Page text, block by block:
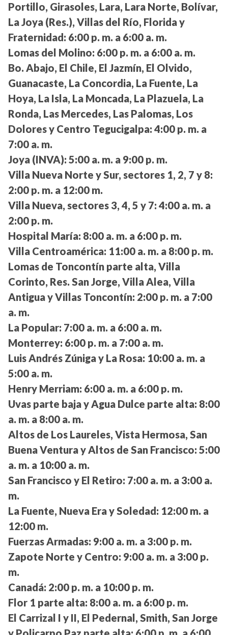
Portillo, Girasoles, Lara, Lara Norte, Bolívar,
La Joya (Res.), Villas del Río, Florida y
Fraternidad: 6:00 p. m. a 6:00 a. m.
Lomas del Molino: 6:00 p. m. a 6:00 a. m.
Bo. Abajo, El Chile, El Jazmín, El Olvido,
Guanacaste, La Concordia, La Fuente, La
Hoya, La Isla, La Moncada, La Plazuela, La
Ronda, Las Mercedes, Las Palomas, Los
Dolores y Centro Tegucigalpa: 4:00 p. m. a
7:00 a. m.
Joya (INVA): 5:00 a. m. a 9:00 p. m.
Villa Nueva Norte y Sur, sectores 1, 2, 7 y 8:
2:00 p. m. a 12:00 m.
Villa Nueva, sectores 3, 4, 5 y 7: 4:00 a. m. a
2:00 p. m.
Hospital María: 8:00 a. m. a 6:00 p. m.
Villa Centroamérica: 11:00 a. m. a 8:00 p. m.
Lomas de Toncontín parte alta, Villa
Corinto, Res. San Jorge, Villa Alea, Villa
Antigua y Villas Toncontín: 2:00 p. m. a 7:00
a. m.
La Popular: 7:00 a. m. a 6:00 a. m.
Monterrey: 6:00 p. m. a 7:00 a. m.
Luis Andrés Zúniga y La Rosa: 10:00 a. m. a
5:00 a. m.
Henry Merriam: 6:00 a. m. a 6:00 p. m.
Uvas parte baja y Agua Dulce parte alta: 8:00
a. m. a 8:00 a. m.
Altos de Los Laureles, Vista Hermosa, San
Buena Ventura y Altos de San Francisco: 5:00
a. m. a 10:00 a. m.
San Francisco y El Retiro: 7:00 a. m. a 3:00 a.
m.
La Fuente, Nueva Era y Soledad: 12:00 m. a
12:00 m.
Fuerzas Armadas: 9:00 a. m. a 3:00 p. m.
Zapote Norte y Centro: 9:00 a. m. a 3:00 p.
m.
Canadá: 2:00 p. m. a 10:00 p. m.
Flor 1 parte alta: 8:00 a. m. a 6:00 p. m.
El Carrizal I y II, El Pedernal, Smith, San Jorge